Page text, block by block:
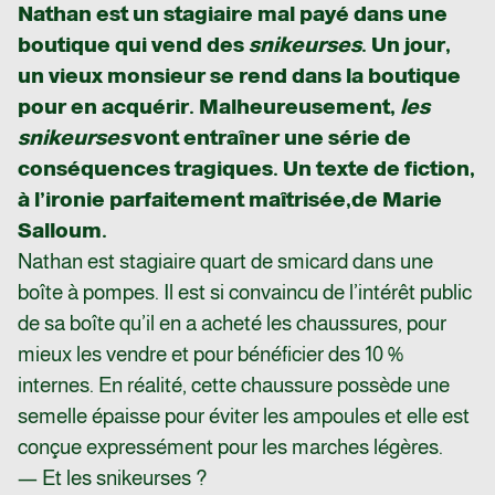
Nathan est un stagiaire mal payé dans une
boutique qui vend dessnikeurses. Un jour,
un vieux monsieur se rend dans la boutique
pour en acquérir. Malheureusement, les
snikeursesvont entraîner une série de
conséquences tragiques. Un texte de fiction,
à l’ironie parfaitement maîtrisée,de Marie
Salloum.
Nathan est stagiaire quart de smicard dans une
boîte à pompes. Il est si convaincu de l’intérêt public
de sa boîte qu’il en a acheté les chaussures, pour
mieux les vendre et pour bénéficier des 10 %
internes. En réalité, cette chaussure possède une
semelle épaisse pour éviter les ampoules et elle est
conçue expressément pour les marches légères.
— Et les snikeurses ?